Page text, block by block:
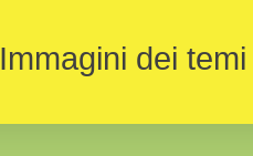
Immagini dei